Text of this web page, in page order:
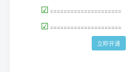
☑ =====================
☑ =====================
立即开通